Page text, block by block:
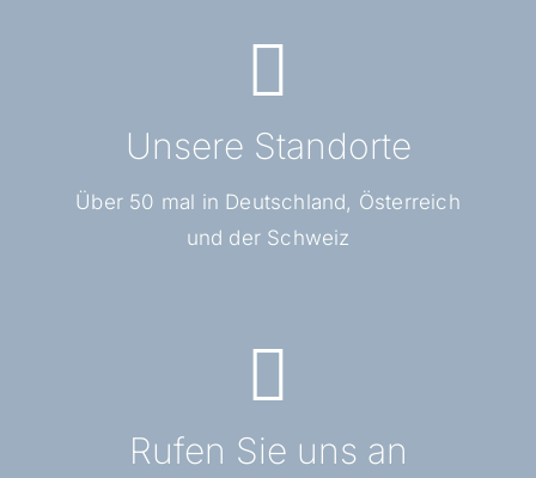
Unsere Standorte
Über 50 mal in Deutschland, Österreich
und der Schweiz
Rufen Sie uns an
Tel. 0173-2187895